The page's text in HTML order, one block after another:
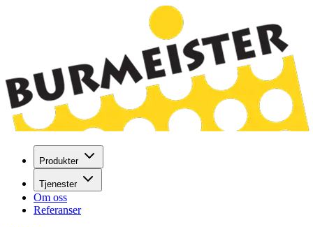
Produkter
Tjenester
Om oss
Referanser